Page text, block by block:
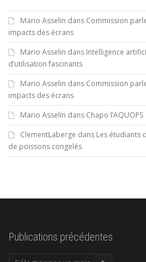
Mario Asselin dans Commission
impacts des écrans
Mario Asselin dans Intelligence
d’utilisation fascinants
Mario Asselin dans Commission
impacts des écrans
Mario Asselin dans Chapo l’AQUOPS
ClementLaberge dans Les étudiants
de poissons congelés
Publications précédentes
Publications